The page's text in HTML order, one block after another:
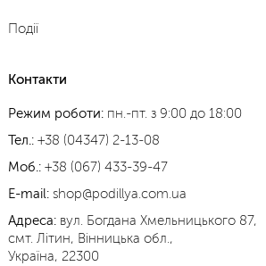
Події
Контакти
Режим роботи:пн.-пт. з 9:00 до 18:00
Тел.:+38 (04347) 2-13-08
Моб.:+38 (067) 433-39-47
E-mail: shop@podillya.com.ua
Адреса: вул. Богдана Хмельницького 87,
смт. Літин, Вінницька обл.,
Україна, 22300